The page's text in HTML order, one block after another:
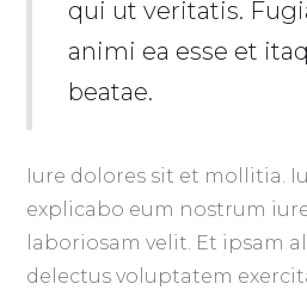
qui ut veritatis.
animi ea esse et
beatae.
Iure dolores sit et mollitia.
explicabo eum nostrum
laboriosam velit. Et ipsam
delectus voluptatem